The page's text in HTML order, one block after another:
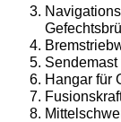
Hangar für